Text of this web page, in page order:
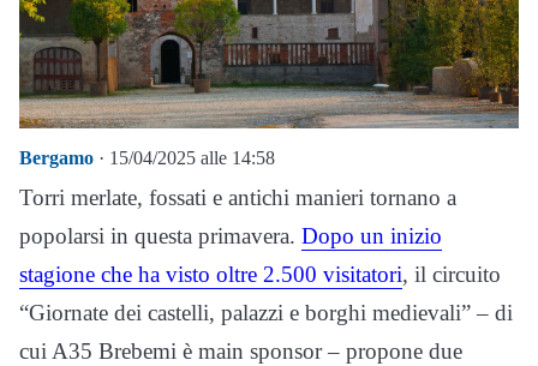
Bergamo · 15/04/2025 alle 14:58
Torri merlate, fossati e antichi manieri tornano a
popolarsi in questa primavera. Dopo un inizio
stagione che ha visto oltre 2.500 visitatori, il circuito
“Giornate dei castelli, palazzi e borghi medievali” – di
cui A35 Brebemi è main sponsor – propone due